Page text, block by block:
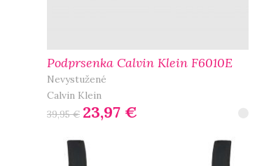
Podprsenka Calvin Klein F6010E
Nevystužené
Calvin Klein
39,95€ 23,97 €